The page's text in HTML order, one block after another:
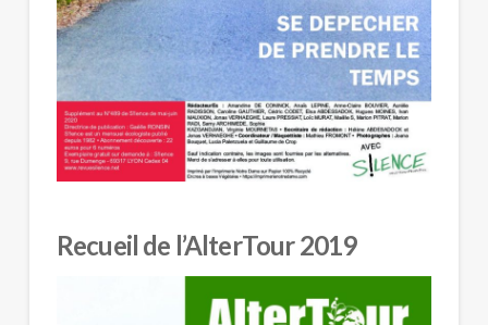
Recueil de l’AlterTour 2019